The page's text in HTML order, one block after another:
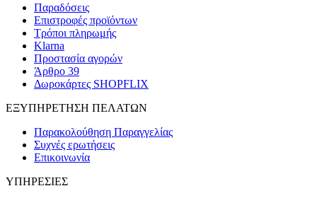
Παραδόσεις
Επιστροφές προϊόντων
Τρόποι πληρωμής
Klarna
Προστασία αγορών
Άρθρο 39
Δωροκάρτες SHOPFLIX
ΕΞΥΠΗΡΕΤΗΣΗ ΠΕΛΑΤΩΝ
Παρακολούθηση Παραγγελίας
Συχνές ερωτήσεις
Επικοινωνία
ΥΠΗΡΕΣΙΕΣ